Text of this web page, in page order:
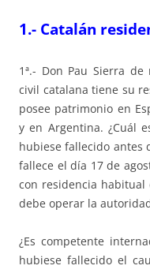
1.- Catalán
1ª.- Don Pau Sierra
civil catalana tiene su
posee patrimonio en
y en Argentina. ¿Cuál
hubiese fallecido antes
fallece el día 17 de
con residencia habitual
debe operar la
¿Es competente
hubiese fallecido el